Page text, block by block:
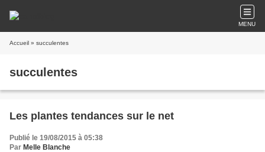
MENU
Accueil » succulentes
succulentes
Les plantes tendances sur le net
Publié le 19/08/2015 à 05:38
Par Melle Blanche